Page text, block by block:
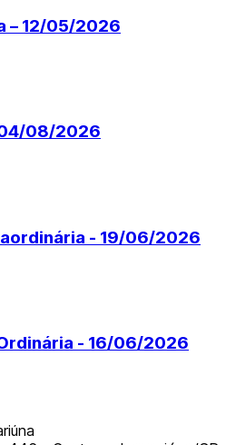
– 12/05/2026
04/08/2026
- 19/06/2026
- 16/06/2026